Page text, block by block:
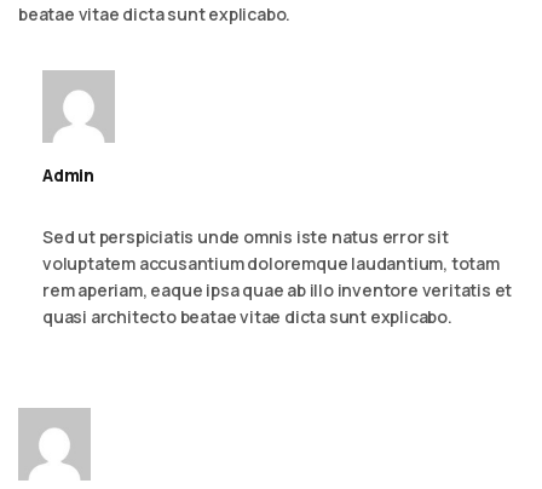
beatae vitae dicta sunt explicabo.
Admin
Sed ut perspiciatis unde omnis iste natus error sit
voluptatem accusantium doloremque laudantium, totam
rem aperiam, eaque ipsa quae ab illo inventore veritatis et
quasi architecto beatae vitae dicta sunt explicabo.